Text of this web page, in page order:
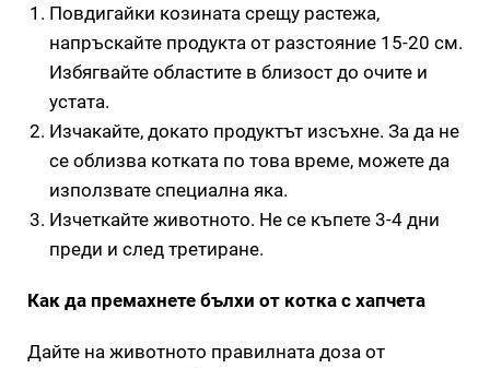
Повдигайки козината срещу растежа,
напръскайте продукта от разстояние 15-20 см.
Избягвайте областите в близост до очите и
устата.
Изчакайте, докато продуктът изсъхне. За да не
се облизва котката по това време, можете да
използвате специална яка.
Изчеткайте животното. Не се къпете 3-4 дни
преди и след третиране.
Как да премахнете бълхи от котка с хапчета
Дайте на животното правилната доза от